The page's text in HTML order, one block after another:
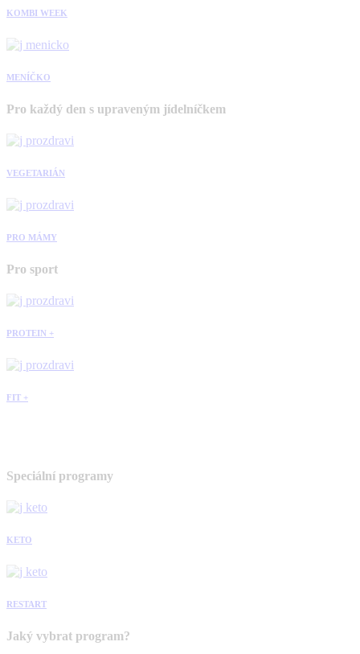
KOMBI WEEK
MENÍČKO
Pro každý den s upraveným jídelníčkem
VEGETARIÁN
PRO MÁMY
Pro sport
PROTEIN +
FIT +
Speciální programy
KETO
RESTART
Jaký vybrat program?